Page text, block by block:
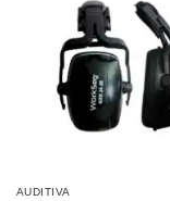
AUDITIVA